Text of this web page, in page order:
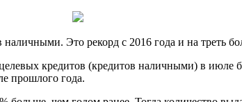
Это рекорд с 2016 года и на треть
кредитов (кредитов наличными) в июле
прошлого года.